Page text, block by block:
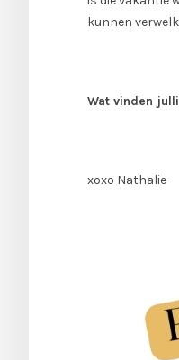
kunnen
Wat vinden
xoxo Nathalie